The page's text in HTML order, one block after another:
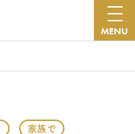
MENU
家族で